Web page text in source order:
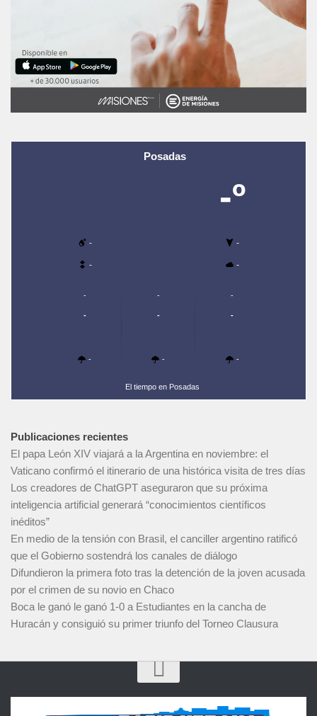
Posadas
-º
- -
- -
-
-
-
-
-
-
-
-
-
El tiempo en Posadas
Publicaciones recientes
El papa León XIV viajará a la Argentina en noviembre: el
Vaticano confirmó el itinerario de una histórica visita de tres días
Los creadores de ChatGPT aseguraron que su próxima
inteligencia artificial generará “conocimientos científicos
inéditos”
En medio de la tensión con Brasil, el canciller argentino ratificó
que el Gobierno sostendrá los canales de diálogo
Difundieron la primera foto tras la detención de la joven acusada
por el crimen de su novio en Chaco
Boca le ganó le ganó 1-0 a Estudiantes en la cancha de
Huracán y consiguió su primer triunfo del Torneo Clausura